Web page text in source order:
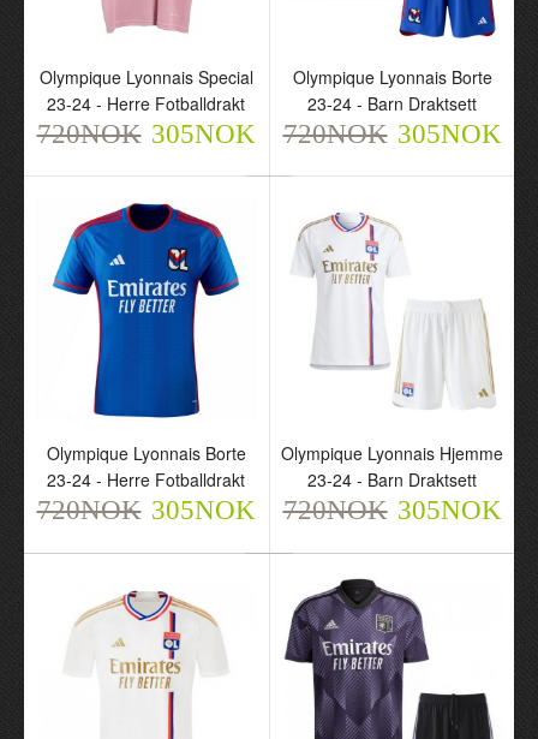
Olympique Lyonnais Said
2024-25 - Herre
Fotballdrakt
720NOK
Olympique Lyonnais
2024-25 - Herre
Fotballdrakt
720NOK
Olympique Lyonnais Orel
Mangala 25 Hjemme
Fotballdrakt
720NOK 305NOK
Olympique Lyonnais
Maxence Caqueret 6
Hjemme 2024-25 - Herre
Fotballdrakt
720NOK 305NOK
Olympique Lyonnais Special
23-24 - Herre Fotballdrakt
720NOK 305NOK
Olympique Lyonnais Borte
23-24 - Barn Draktsett
720NOK 305NOK
Olympique Lyonnais Borte
23-24 - Herre Fotballdrakt
720NOK 305NOK
Olympique Lyonnais Hjemme
23-24 - Barn Draktsett
720NOK 305NOK